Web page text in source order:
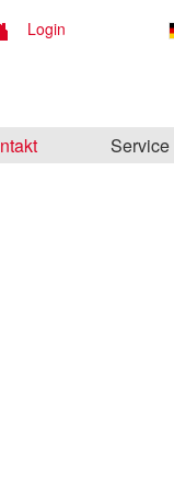
Login
Service